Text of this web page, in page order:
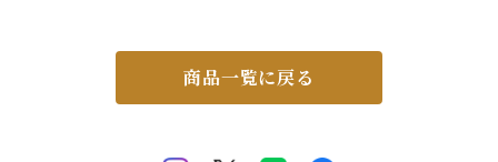
商品一覧に戻る